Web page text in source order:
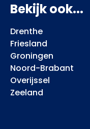
Bekijk ook...
Drenthe
Friesland
Groningen
Noord-Brabant
Overijssel
Zeeland